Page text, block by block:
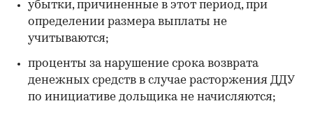
убытки, причиненные в этот период, при
определении размера выплаты не
учитываются;
проценты за нарушение срока возврата
денежных средств в случае расторжения ДДУ
по инициативе дольщика не начисляются;